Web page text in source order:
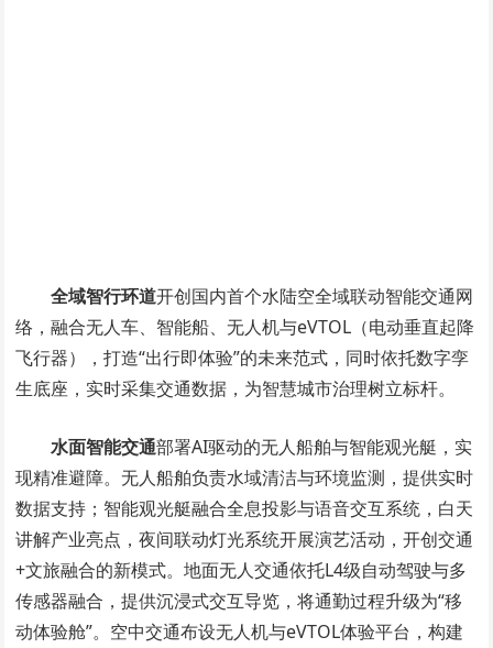
全域智行环道开创国内首个水陆空全域联动智能交通网
络，融合无人车、智能船、无人机与eVTOL（电动垂直起降
飞行器），打造“出行即体验”的未来范式，同时依托数字孪
生底座，实时采集交通数据，为智慧城市治理树立标杆。
水面智能交通部署AI驱动的无人船舶与智能观光艇，实
现精准避障。无人船舶负责水域清洁与环境监测，提供实时
数据支持；智能观光艇融合全息投影与语音交互系统，白天
讲解产业亮点，夜间联动灯光系统开展演艺活动，开创交通
+文旅融合的新模式。地面无人交通依托L4级自动驾驶与多
传感器融合，提供沉浸式交互导览，将通勤过程升级为“移
动体验舱”。空中交通布设无人机与eVTOL体验平台，构建